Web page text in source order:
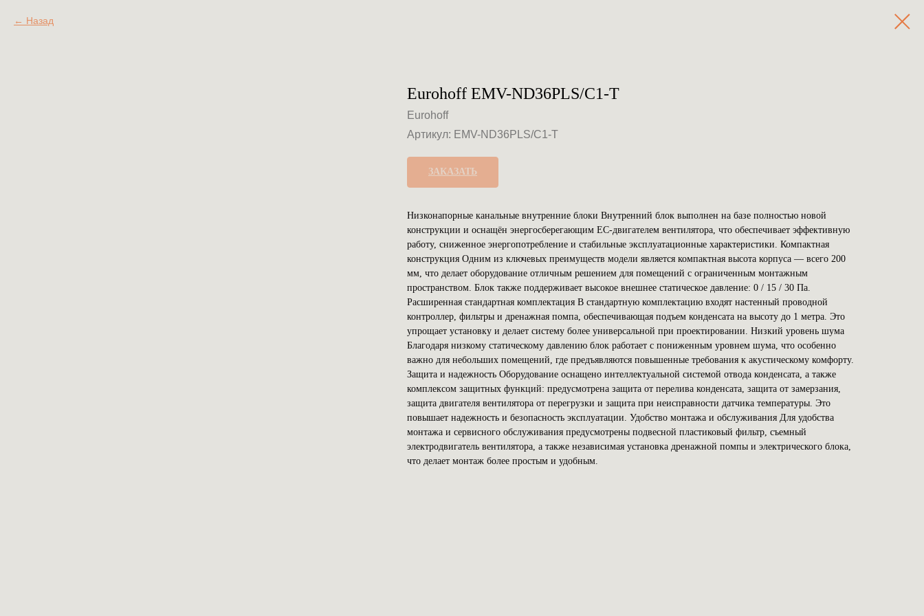
Назад
Eurohoff EMV-ND36PLS/C1-T
Eurohoff
Артикул: EMV-ND36PLS/C1-T
ЗАКАЗАТЬ
Низконапорные канальные внутренние блоки Внутренний блок выполнен на базе полностью новой
конструкции и оснащён энергосберегающим EC-двигателем вентилятора, что обеспечивает эффективную
работу, сниженное энергопотребление и стабильные эксплуатационные характеристики. Компактная
конструкция Одним из ключевых преимуществ модели является компактная высота корпуса — всего 200
мм, что делает оборудование отличным решением для помещений с ограниченным монтажным
пространством. Блок также поддерживает высокое внешнее статическое давление: 0 / 15 / 30 Па.
Расширенная стандартная комплектация В стандартную комплектацию входят настенный проводной
контроллер, фильтры и дренажная помпа, обеспечивающая подъем конденсата на высоту до 1 метра. Это
упрощает установку и делает систему более универсальной при проектировании. Низкий уровень шума
Благодаря низкому статическому давлению блок работает с пониженным уровнем шума, что особенно
важно для небольших помещений, где предъявляются повышенные требования к акустическому комфорту.
Защита и надежность Оборудование оснащено интеллектуальной системой отвода конденсата, а также
комплексом защитных функций: предусмотрена защита от перелива конденсата, защита от замерзания,
защита двигателя вентилятора от перегрузки и защита при неисправности датчика температуры. Это
повышает надежность и безопасность эксплуатации. Удобство монтажа и обслуживания Для удобства
монтажа и сервисного обслуживания предусмотрены подвесной пластиковый фильтр, съемный
электродвигатель вентилятора, а также независимая установка дренажной помпы и электрического блока,
что делает монтаж более простым и удобным.